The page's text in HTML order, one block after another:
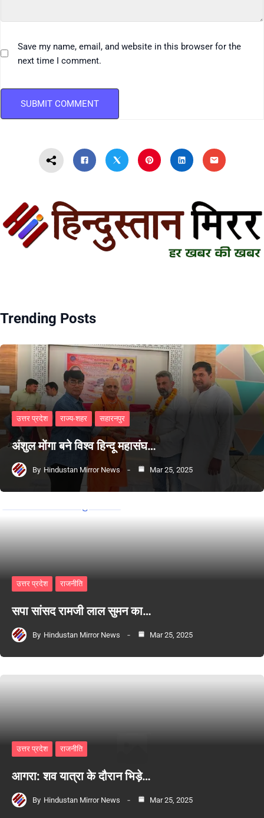
Save my name, email, and website in this browser for the
next time I comment.
Trending Posts
उत्तर प्रदेश राज्य-शहर सहारनपुर
अंशुल मोंगा बने विश्व हिन्दू महासंघ…
By Hindustan Mirror News Mar 25, 2025
उत्तर प्रदेश राजनीति
सपा सांसद रामजी लाल सुमन का…
By Hindustan Mirror News Mar 25, 2025
उत्तर प्रदेश राजनीति
आगरा: शव यात्रा के दौरान भिड़े…
By Hindustan Mirror News Mar 25, 2025